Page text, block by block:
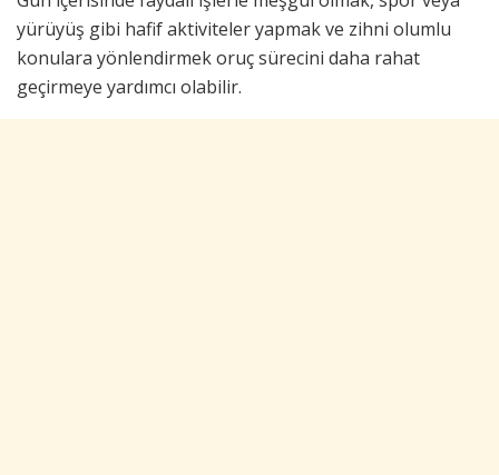
yürüyüş gibi hafif aktiviteler yapmak ve zihni olumlu
konulara yönlendirmek oruç sürecini daha rahat
geçirmeye yardımcı olabilir.